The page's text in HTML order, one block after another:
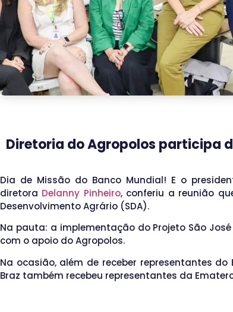
Diretoria do Agropolos participa
Dia de Missão do Banco Mundial! E o
diretora Delanny Pinheiro, conferiu a reunião
Desenvolvimento Agrário (SDA).
Na pauta: a implementação do Projeto São
com o apoio do Agropolos.
Na ocasião, além de receber representantes
Braz também recebeu representantes da